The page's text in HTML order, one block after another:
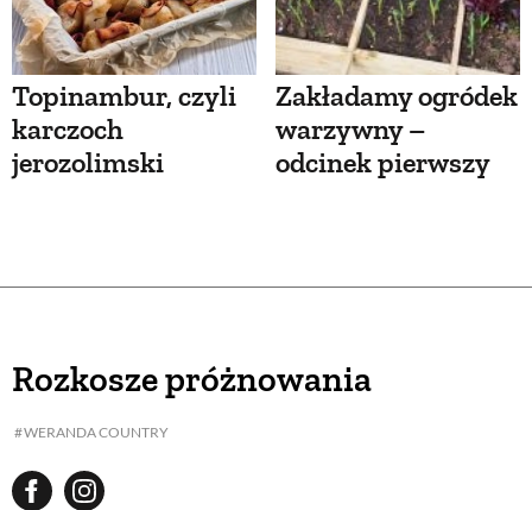
Topinambur, czyli
karczoch
jerozolimski
Zakładamy ogródek
warzywny –
odcinek pierwszy
Rozkosze próżnowania
WERANDA COUNTRY